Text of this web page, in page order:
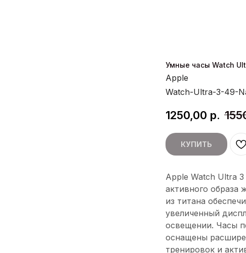
Умные часы Watch
Apple
Watch-Ultra-3-49-
1250,00 р.
КУПИТЬ
Apple Watch Ultra
активного образа
из титана
увеличенный
освещении. Часы
оснащены
тренировок и